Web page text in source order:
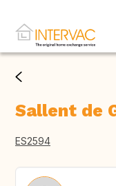
Sallent de
ES2594